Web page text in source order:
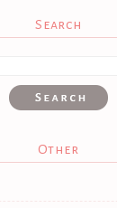
Search
Other